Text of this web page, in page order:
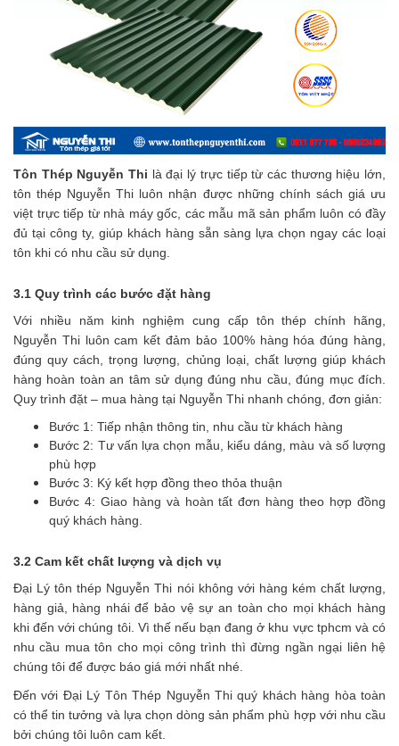
Tôn Thép Nguyễn Thi là đại lý trực tiếp từ các thương hiệu lớn,
tôn thép Nguyễn Thi luôn nhận được những chính sách giá ưu
việt trực tiếp từ nhà máy gốc, các mẫu mã sản phẩm luôn có đầy
đủ tại công ty, giúp khách hàng sẵn sàng lựa chọn ngay các loại
tôn khi có nhu cầu sử dụng.
3.1 Quy trình các bước đặt hàng
Với nhiều năm kinh nghiệm cung cấp tôn thép chính hãng,
Nguyễn Thi luôn cam kết đảm bảo 100% hàng hóa đúng hàng,
đúng quy cách, trọng lượng, chủng loại, chất lượng giúp khách
hàng hoàn toàn an tâm sử dụng đúng nhu cầu, đúng mục đích.
Quy trình đặt – mua hàng tại Nguyễn Thi nhanh chóng, đơn giản:
Bước 1: Tiếp nhận thông tin, nhu cầu từ khách hàng
Bước 2: Tư vấn lựa chọn mẫu, kiểu dáng, màu và số lượng
phù hợp
Bước 3: Ký kết hợp đồng theo thỏa thuận
Bước 4: Giao hàng và hoàn tất đơn hàng theo hợp đồng
quý khách hàng.
3.2 Cam kết chất lượng và dịch vụ
Đại Lý tôn thép Nguyễn Thi nói không với hàng kém chất lượng,
hàng giả, hàng nhái để bảo vệ sự an toàn cho mọi khách hàng
khi đến với chúng tôi. Vì thế nếu bạn đang ở khu vực tphcm và có
nhu cầu mua tôn cho mọi công trình thì đừng ngần ngại liên hệ
chúng tôi để được báo giá mới nhất nhé.
Đến với Đại Lý Tôn Thép Nguyễn Thi quý khách hàng hòa toàn
có thể tin tưởng và lựa chọn dòng sản phẩm phù hợp với nhu cầu
bởi chúng tôi luôn cam kết.